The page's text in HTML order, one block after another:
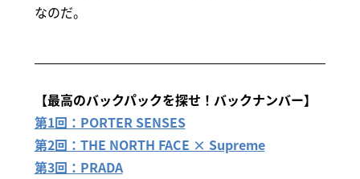
なのだ。
【最高のバックパックを探せ！バックナンバー】
第1回：PORTER SENSES
第2回：THE NORTH FACE × Supreme
第3回：PRADA